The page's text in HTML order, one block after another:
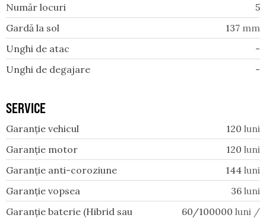
Număr locuri
5
Gardă la sol
137 mm
Unghi de atac
-
Unghi de degajare
-
SERVICE
Garanție vehicul 120 luni
Garanție motor
120 luni
Garanție anti-coroziune
144 luni
Garanție vopsea
36 luni
Garanție baterie (Hibrid sau
60/100000 luni /